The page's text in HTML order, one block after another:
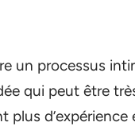
un processus
qui peut être
plus